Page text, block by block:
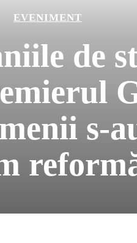
EVENIMENT
de
s-